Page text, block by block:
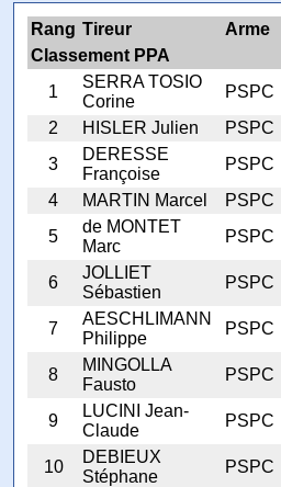
Rang Tireur Arme
Classement PPA
1
SERRA TOSIO
Corine
PSPC
2
HISLER Julien PSPC
3
DERESSE
Françoise
PSPC
4
MARTIN Marcel PSPC
5
de MONTET
Marc
PSPC
6
JOLLIET
Sébastien
PSPC
7
AESCHLIMANN
Philippe
PSPC
8
MINGOLLA
Fausto
PSPC
9
LUCINI Jean-
Claude
PSPC
10
DEBIEUX
Stéphane
PSPC